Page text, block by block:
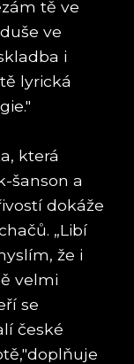
tě ve
ve
i
lyrická
která
šanson a
dokáže
„Libí
že i
velmi
se
české